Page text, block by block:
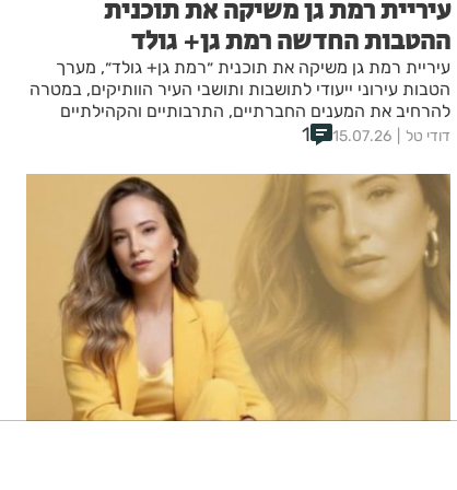
עיריית רמת גן משיקה את תוכנית
ההטבות החדשה רמת גן+ גולד
עיריית רמת גן משיקה את תוכנית ״רמת גן+ גולד״, מערך
הטבות עירוני ייעודי לתושבות ותושבי העיר הוותיקים, במטרה
להרחיב את המענים החברתיים, התרבותיים והקהילתיים
ולהמשיך לשפר את איכות החיים בגיל השלישי.
דודי טל 15.07.26
1